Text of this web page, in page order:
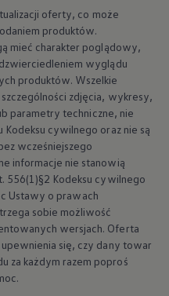
i awarii
raty
dla Twojego Volkswagena
klienta – oceń nasz serwis
modeli
i bagażowe
map i radia
logowanie i sklep
modelu
komórkowego z pojazdem
oferty, co może
produktów.
mieć charakter poglądowy,
wyglądu
produktów. Wszelkie
zdjęcia, wykresy,
parametry techniczne, nie
cywilnego oraz nie są
wcześniejszego
informacje nie stanowią
556(1)§2 Kodeksu cywilnego
Ustawy o prawach
sobie możliwość
wersjach. Oferta
się, czy dany towar
za każdym razem poproś